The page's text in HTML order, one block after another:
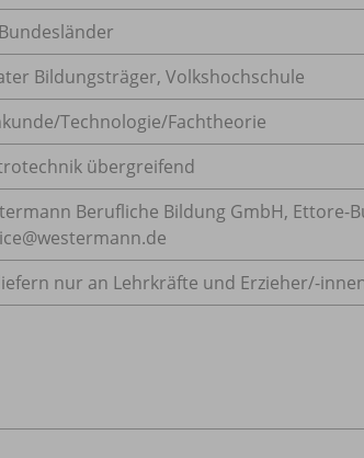
Bildungsträger, Volkshochschule
Technologie/Fachtheorie
übergreifend
Berufliche Bildung GmbH, Ettore-
nur an Lehrkräfte und Erzieher/-